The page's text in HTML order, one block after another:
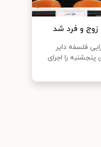
و فرد شد
فلسفه دایر
را اجرای